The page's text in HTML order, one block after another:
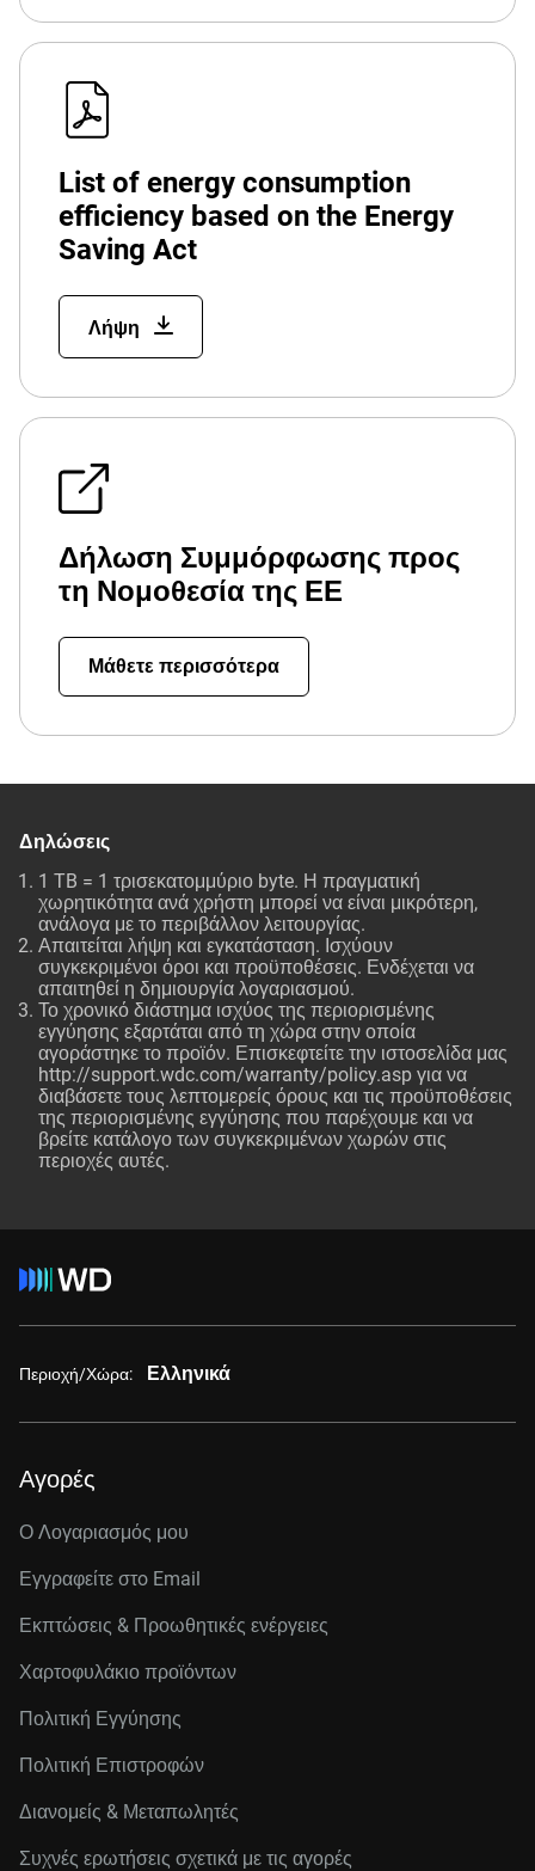
List of energy consumption
efficiency based on the Energy
Saving Act
Λήψη
Δήλωση Συμμόρφωσης προς
τη Νομοθεσία της ΕΕ
Μάθετε περισσότερα
Δηλώσεις
1 TB = 1 τρισεκατομμύριο byte. Η πραγματική
χωρητικότητα ανά χρήστη μπορεί να είναι μικρότερη,
ανάλογα με το περιβάλλον λειτουργίας.
Απαιτείται λήψη και εγκατάσταση. Ισχύουν
συγκεκριμένοι όροι και προϋποθέσεις. Ενδέχεται να
απαιτηθεί η δημιουργία λογαριασμού.
Το χρονικό διάστημα ισχύος της περιορισμένης
εγγύησης εξαρτάται από τη χώρα στην οποία
αγοράστηκε το προϊόν. Επισκεφτείτε την ιστοσελίδα μας
http://support.wdc.com/warranty/policy.asp για να
διαβάσετε τους λεπτομερείς όρους και τις προϋποθέσεις
της περιορισμένης εγγύησης που παρέχουμε και να
βρείτε κατάλογο των συγκεκριμένων χωρών στις
περιοχές αυτές.
Περιοχή/Χώρα: Ελληνικά
Αγορές
Ο Λογαριασμός μου
Εγγραφείτε στo Email
Εκπτώσεις & Προωθητικές ενέργειες
Χαρτοφυλάκιο προϊόντων
Πολιτική Εγγύησης
Πολιτική Επιστροφών
Διανομείς & Μεταπωλητές
Συχνές ερωτήσεις σχετικά με τις αγορές